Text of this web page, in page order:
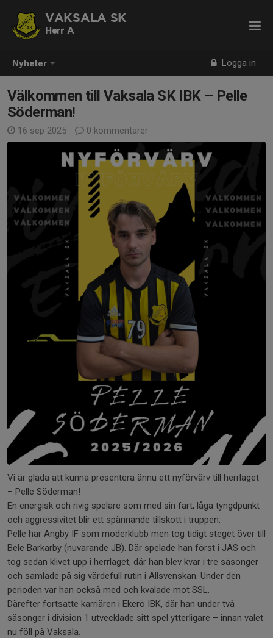
Nyheter Logga in
VAKSALA SK
Herr A
Välkommen till Vaksala SK IBK – Pelle
Söderman!
16 sep 2025 0 kommentarer
Vi är glada att kunna presentera ännu ett nyförvärv till herrlaget
– Pelle Söderman!
En energisk och rivig spelare som med sin fart, låga tyngdpunkt
och aggressivitet blir ett spännande tillskott i truppen.
Pelle har Ängby IF som moderklubb men tog tidigt steget över till
Bele Barkarby (nuvarande JB). Där spelade han först i JAS och
tog sedan klivet upp i herrlaget, där han blev kvar i tre säsonger
och samlade på sig värdefull rutin i Allsvenskan. Under den
perioden var han också med och kvalade mot SSL.
Därefter fortsatte karriären i Ekerö IBK, där han under två
säsonger i division 1 utvecklade sitt spel ytterligare – innan valet
nu föll på Vaksala.